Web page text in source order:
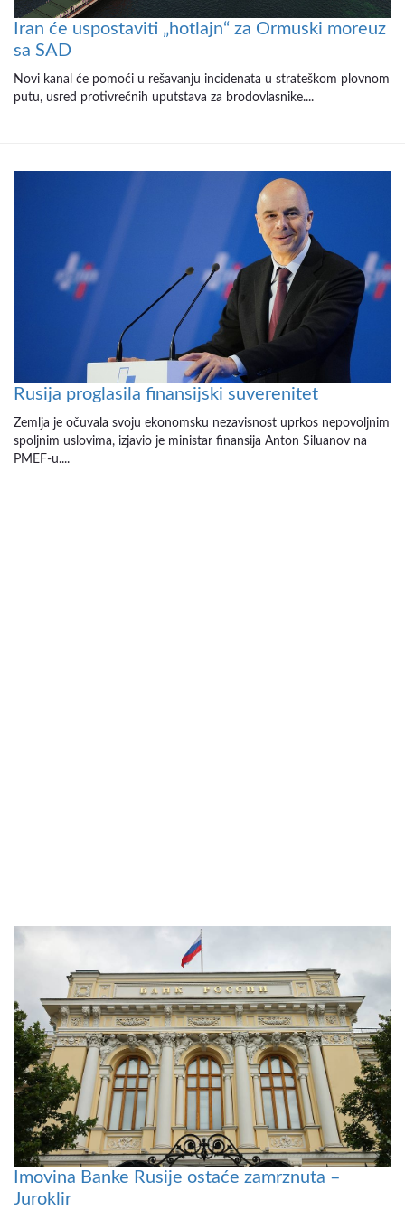
Iran će uspostaviti „hotlajn“ za Ormuski moreuz
sa SAD
Novi kanal će pomoći u rešavanju incidenata u strateškom plovnom
putu, usred protivrečnih uputstava za brodovlasnike....
Rusija proglasila finansijski suverenitet
Zemlja je očuvala svoju ekonomsku nezavisnost uprkos nepovoljnim
spoljnim uslovima, izjavio je ministar finansija Anton Siluanov na
PMEF-u....
Imovina Banke Rusije ostaće zamrznuta –
Juroklir